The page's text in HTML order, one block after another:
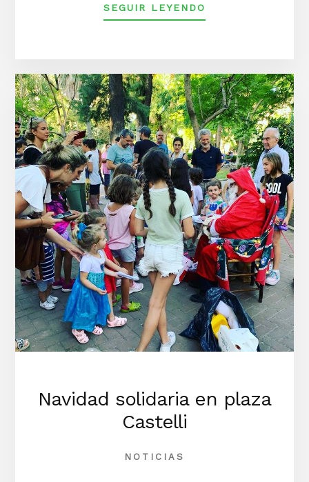
SEGUIR LEYENDO
DENOTICIAS
LA
SFBR
Y
DEL
BARRIO
DE
OCTUBRE
DE
2025
Navidad solidaria en plaza
Castelli
NOTICIAS